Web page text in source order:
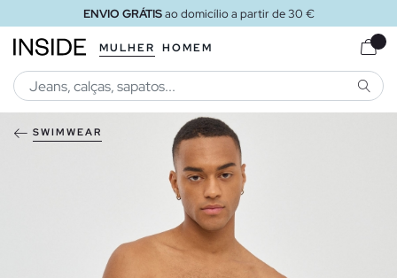
ENVIO GRÁTISao domicílio a partir de 30 €
MULHER HOMEM
SWIMWEAR